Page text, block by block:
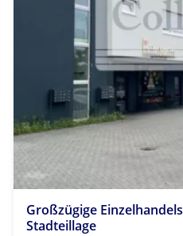
Großzügige
Stadteillage